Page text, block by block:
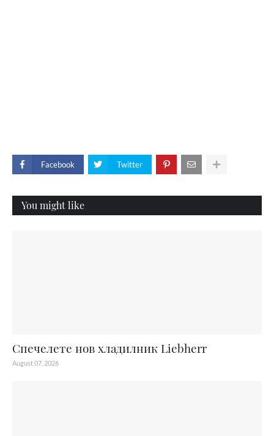
Facebook Twitter
You might like
Спечелете нов хладилник Liebherr
August 07, 2026